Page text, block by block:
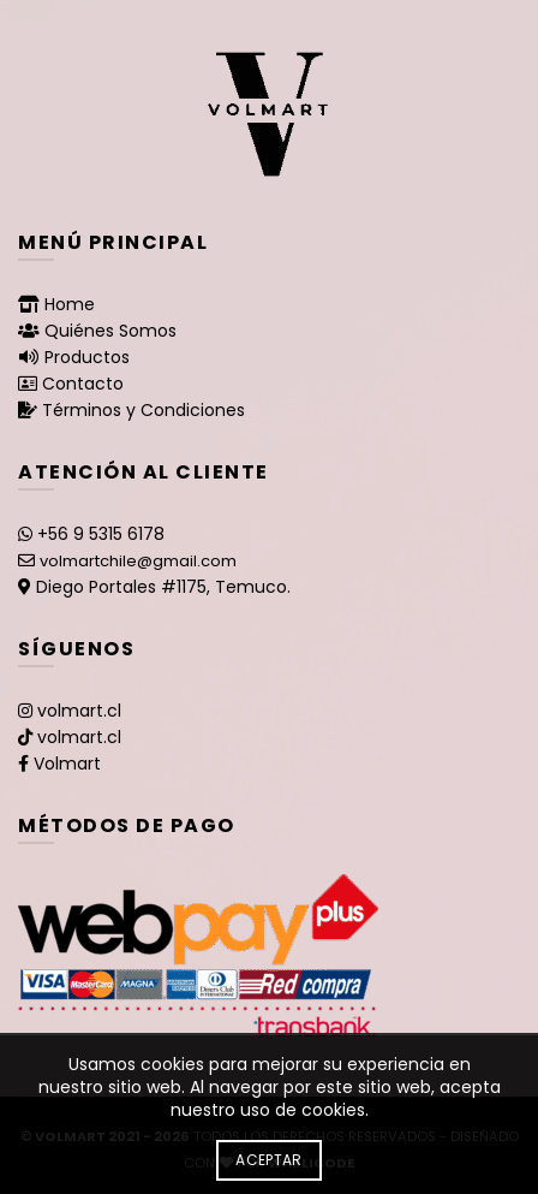
MENÚ PRINCIPAL
Home
Quiénes Somos
Productos
Contacto
Términos y Condiciones
ATENCIÓN AL CLIENTE
+56 9 5315 6178
volmartchile@gmail.com
Diego Portales #1175, Temuco.
SÍGUENOS
volmart.cl
volmart.cl
Volmart
MÉTODOS DE PAGO
© VOLMART 2021 - 2026 TODOS LOS DERECHOS RESERVADOS - DISEÑADO
CON
PORWARLICODE
Usamos cookies para mejorar su experiencia en
nuestro sitio web. Al navegar por este sitio web, acepta
nuestro uso de cookies.
ACEPTAR